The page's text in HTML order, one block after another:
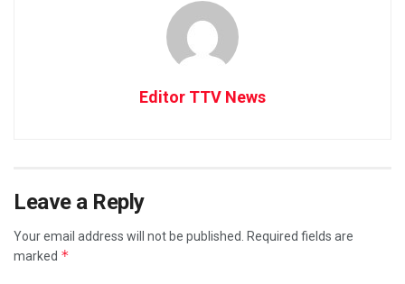
Editor TTV News
Leave a Reply
Your email address will not be published. Required fields are
marked *